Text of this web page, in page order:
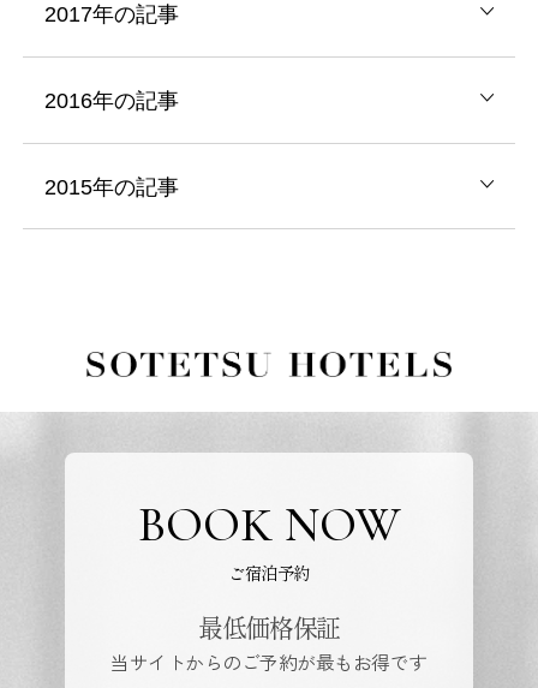
2017年の記事
2016年の記事
2015年の記事
BOOK NOW
ご宿泊予約
最低価格保証
当サイトからのご予約が最もお得です